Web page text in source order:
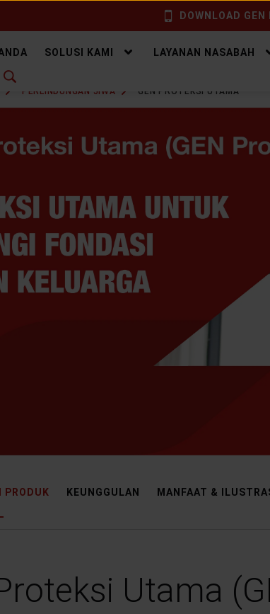
DOWNLOAD
SOLUSI KAMI LAYANAN NASABAH
PERLINDUNGAN JIWA GEN PROTEKSI UTAMA
PRODUK KEUNGGULAN MANFAAT &
Utama